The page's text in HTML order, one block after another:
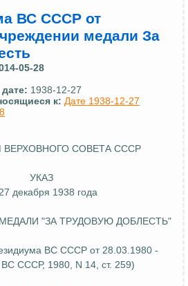
ВС СССР от
медали За
05-28
1938-12-27
к: Дате 1938-12-27
ВЕРХОВНОГО СОВЕТА СССР
УКАЗ
декабря 1938 года
"ЗА ТРУДОВУЮ ДОБЛЕСТЬ"
ВС СССР от 28.03.1980 -
СССР, 1980, N 14, ст. 259)